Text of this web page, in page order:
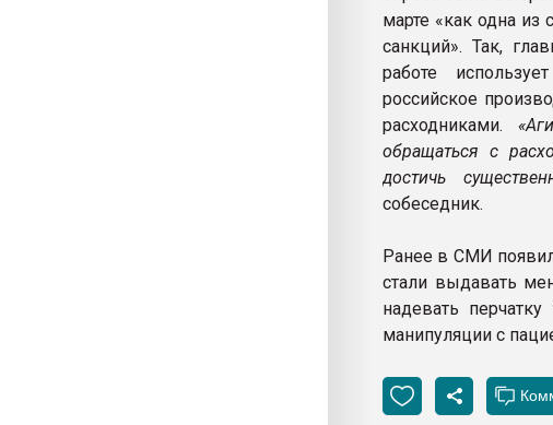
марте «как одна
санкций». Так,
работе
российское
расходниками.
обращаться с
достичь
собеседник.
Ранее в СМИ
стали выдавать
надевать
манипуляции с